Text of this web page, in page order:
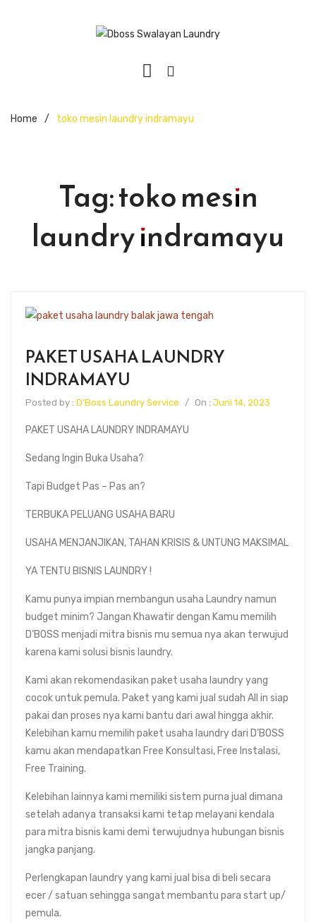
Home / toko mesin laundry indramayu
Tag:toko mesin
laundry indramayu
PAKET USAHA LAUNDRY
INDRAMAYU
Posted by : D'Boss Laundry Service / On : Juni 14, 2023
PAKET USAHA LAUNDRY INDRAMAYU
Sedang Ingin Buka Usaha?
Tapi Budget Pas – Pas an?
TERBUKA PELUANG USAHA BARU
USAHA MENJANJIKAN, TAHAN KRISIS & UNTUNG MAKSIMAL
YA TENTU BISNIS LAUNDRY !
Kamu punya impian membangun usaha Laundry namun
budget minim? Jangan Khawatir dengan Kamu memilih
D’BOSS menjadi mitra bisnis mu semua nya akan terwujud
karena kami solusi bisnis laundry.
Kami akan rekomendasikan paket usaha laundry yang
cocok untuk pemula. Paket yang kami jual sudah All in siap
pakai dan proses nya kami bantu dari awal hingga akhir.
Kelebihan kamu memilih paket usaha laundry dari D’BOSS
kamu akan mendapatkan Free Konsultasi, Free Instalasi,
Free Training.
Kelebihan lainnya kami memiliki sistem purna jual dimana
setelah adanya transaksi kami tetap melayani kendala
para mitra bisnis kami demi terwujudnya hubungan bisnis
jangka panjang.
Perlengkapan laundry yang kami jual bisa di beli secara
ecer / satuan sehingga sangat membantu para start up/
pemula.